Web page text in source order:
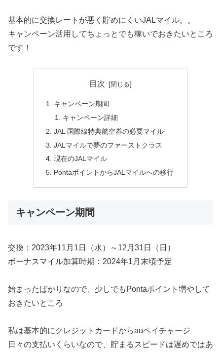
基本的に交換レートが悪く貯めにくいJALマイル。。
キャンペーン活用してちょっとでも稼いでおきたいところ
です！
目次
キャンペーン期間
キャンペーン詳細
JAL 国際線特典航空券の必要マイル
JALマイルで夢のファーストクラス
現在のJALマイル
PontaポイントからJALマイルへの移行
キャンペーン期間
交換：2023年11月1日（水）～12月31日（日）
ボーナスマイル加算時期：2024年1月末頃予定
始まったばかりなので、少しでもPontaポイント増やして
おきたいところ
私は基本的にクレジットカードからauペイチャージ
日々の支払いくらいなので、貯まるスピードは遅めではあ